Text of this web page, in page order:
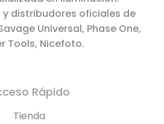
y distribudores oficiales de
Universal, Phase One,
Tools, Nicefoto.
Rápido
Tienda